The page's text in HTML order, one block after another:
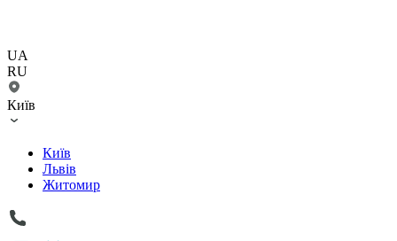
UA
RU
Київ
Київ
Львів
Житомир